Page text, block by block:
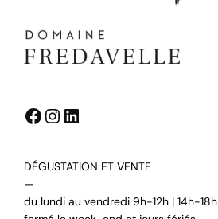
Facebook
Instagram
LinkedIn
DÉGUSTATION ET VENTE
—
du lundi au vendredi 9h-12h | 14h-18h